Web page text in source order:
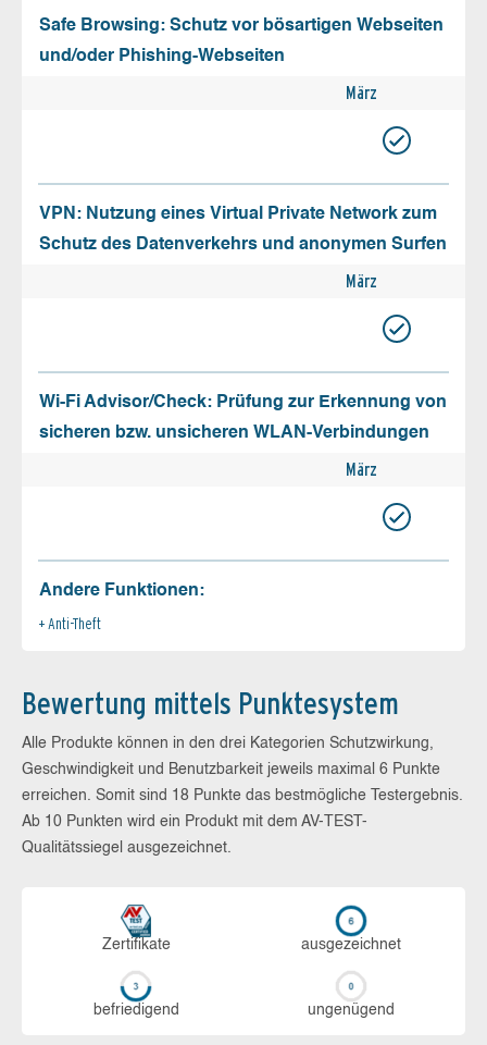
Safe Browsing: Schutz vor bösartigen Webseiten
und/oder Phishing-Webseiten
März
VPN: Nutzung eines Virtual Private Network zum
Schutz des Datenverkehrs und anonymen Surfen
März
Wi-Fi Advisor/Check: Prüfung zur Erkennung von
sicheren bzw. unsicheren WLAN-Verbindungen
März
Andere Funktionen:
Anti-Theft
Bewertung mittels Punktesystem
Alle Produkte können in den drei Kategorien Schutzwirkung,
Geschwindigkeit und Benutzbarkeit jeweils maximal 6 Punkte
erreichen. Somit sind 18 Punkte das bestmögliche Testergebnis.
Ab 10 Punkten wird ein Produkt mit dem AV-TEST-
Qualitätssiegel ausgezeichnet.
Zerti­fikate aus­ge­zeich­net
be­frie­di­gend un­ge­nü­gend